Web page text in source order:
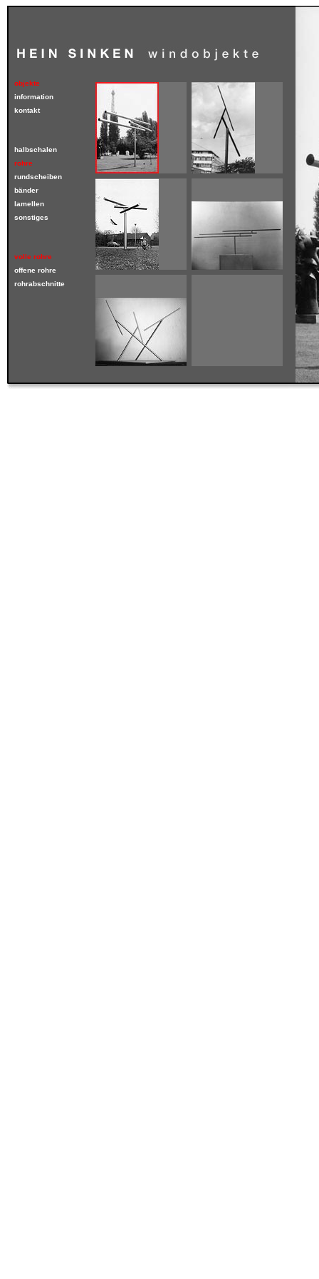
objekte
information
kontakt
halbschalen
rohre
rundscheiben
bänder
lamellen
sonstiges
volle rohre
offene rohre
rohrabschnitte